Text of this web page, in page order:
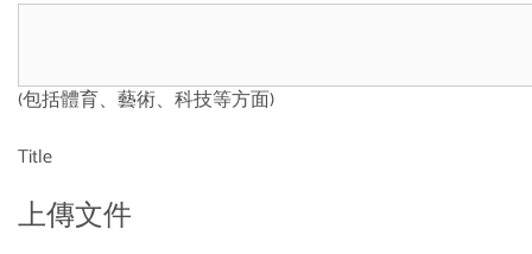
(包括體育、藝術、科技等方面)
Title
上傳文件